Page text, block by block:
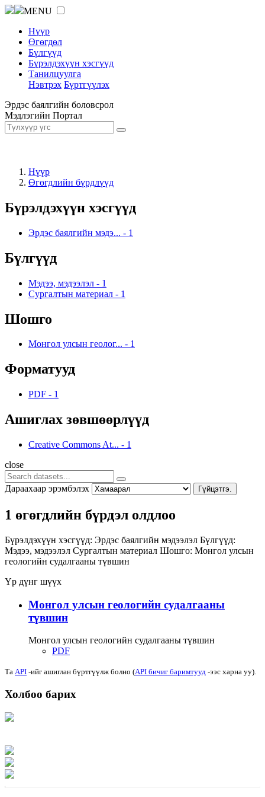
MENU
Нүүр
Өгөгдөл
Бүлгүүд
Бүрэлдэхүүн хэсгүүд
Танилцуулга
Нэвтрэх Бүртгүүлэх
Эрдэс баялгийн боловсрол
Мэдлэгийн Портал
Нүүр
Өгөгдлийн бүрдлүүд
Бүрэлдэхүүн хэсгүүд
Эрдэс баялгийн мэдэ... - 1
Бүлгүүд
Мэдээ, мэдээлэл - 1
Сургалтын материал - 1
Шошго
Монгол улсын геолог... - 1
Форматууд
PDF - 1
Ашиглах зөвшөөрлүүд
Creative Commons At... - 1
close
Дараахаар эрэмбэлэх Гүйцэтгэ.
1 өгөгдлийн бүрдэл олдлоо
Бүрэлдэхүүн хэсгүүд: Эрдэс баялгийн мэдээлэл Бүлгүүд:
Мэдээ, мэдээлэл Сургалтын материал Шошго: Монгол улсын
геологийн судалгааны түвшин
Үр дүнг шүүх
Монгол улсын геологийн судалгааны
түвшин
Монгол улсын геологийн судалгааны түвшин
PDF
Та API -ийг ашиглан бүртгүүлж болно (API бичиг баримтууд -ээс харна уу).
Холбоо барих